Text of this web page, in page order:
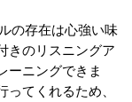
の存在は心強い味
きのリスニングア
ーニングできま
てくれるため、